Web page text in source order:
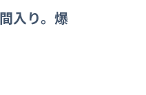
入り。爆